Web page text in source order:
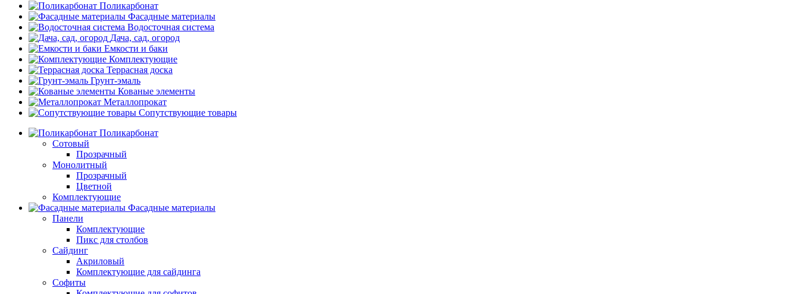
Поликарбонат
Фасадные материалы
Водосточная система
Дача, сад, огород
Емкости и баки
Комплектующие
Террасная доска
Грунт-эмаль
Кованые элементы
Металлопрокат
Сопутствующие товары
Поликарбонат
Сотовый
Прозрачный
Монолитный
Прозрачный
Цветной
Комплектующие
Фасадные материалы
Панели
Комплектующие
Пикс для столбов
Сайдинг
Акриловый
Комплектующие для сайдинга
Софиты